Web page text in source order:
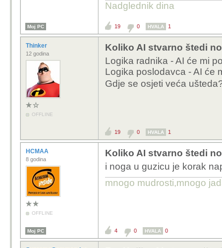
Nadglednik dina
Moj PC 19 0 HVALA 1
Thinker
12 godina
OFFLINE
Koliko AI stvarno štedi
Logika radnika - AI će mi
Logika poslodavca - AI će
Gdje se osjeti veća
19 0 HVALA 1
HCMAA
8 godina
OFFLINE
Koliko AI stvarno štedi
i noga u guzicu je korak
mnogo mudrosti,mnogo
Moj PC 4 0 HVALA 0